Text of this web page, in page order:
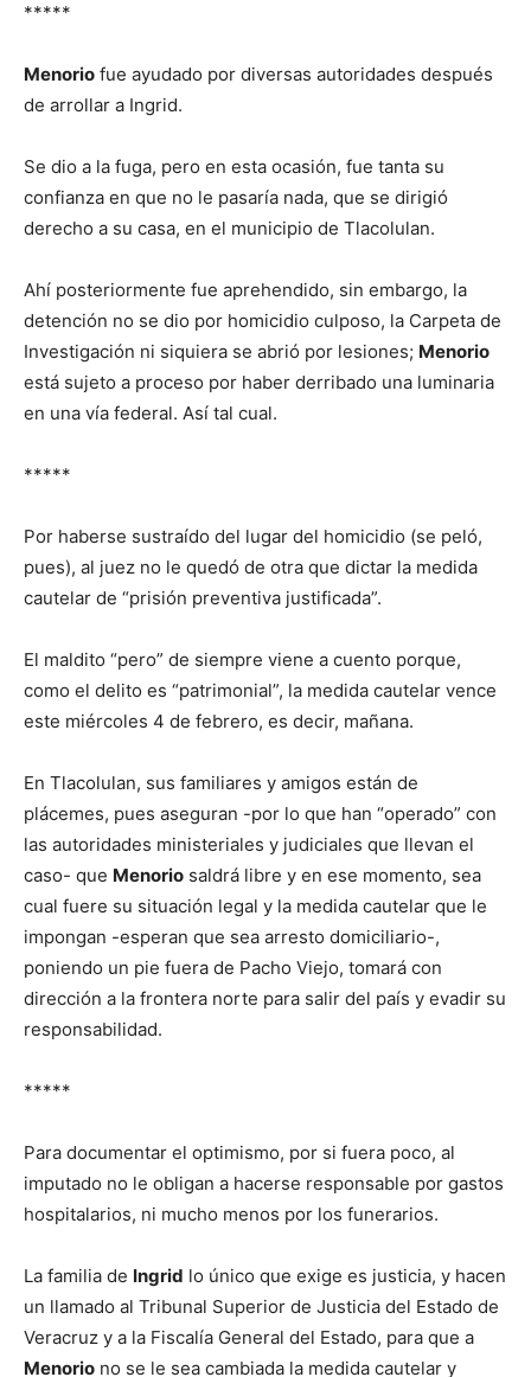
*****
Menorio fue ayudado por diversas autoridades después
de arrollar a Ingrid.
Se dio a la fuga, pero en esta ocasión, fue tanta su
confianza en que no le pasaría nada, que se dirigió
derecho a su casa, en el municipio de Tlacolulan.
Ahí posteriormente fue aprehendido, sin embargo, la
detención no se dio por homicidio culposo, la Carpeta de
Investigación ni siquiera se abrió por lesiones; Menorio
está sujeto a proceso por haber derribado una luminaria
en una vía federal. Así tal cual.
*****
Por haberse sustraído del lugar del homicidio (se peló,
pues), al juez no le quedó de otra que dictar la medida
cautelar de “prisión preventiva justificada”.
El maldito “pero” de siempre viene a cuento porque,
como el delito es “patrimonial”, la medida cautelar vence
este miércoles 4 de febrero, es decir, mañana.
En Tlacolulan, sus familiares y amigos están de
plácemes, pues aseguran -por lo que han “operado” con
las autoridades ministeriales y judiciales que llevan el
caso- que Menorio saldrá libre y en ese momento, sea
cual fuere su situación legal y la medida cautelar que le
impongan -esperan que sea arresto domiciliario-,
poniendo un pie fuera de Pacho Viejo, tomará con
dirección a la frontera norte para salir del país y evadir su
responsabilidad.
*****
Para documentar el optimismo, por si fuera poco, al
imputado no le obligan a hacerse responsable por gastos
hospitalarios, ni mucho menos por los funerarios.
La familia de Ingrid lo único que exige es justicia, y hacen
un llamado al Tribunal Superior de Justicia del Estado de
Veracruz y a la Fiscalía General del Estado, para que a
Menorio no se le sea cambiada la medida cautelar y